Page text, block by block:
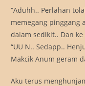
“Aduhh.. Perlahan
memegang pinggang
dalam sedikit.. Dan
“UU N.. Sedapp..
Makcik Anum geram
Aku terus